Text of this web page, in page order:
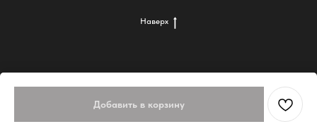
Добавить в корзину
Наверх
Tilda